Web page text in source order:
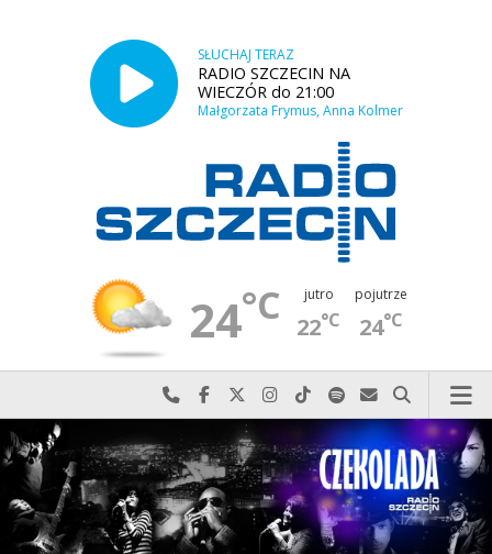
SŁUCHAJ TERAZ
RADIO SZCZECIN NA
WIECZÓR do 21:00
Małgorzata Frymus, Anna Kolmer
24°C jutro
22°C
pojutrze
24°C
Najlepiej po prostu do nas zadzwoń
Odwiedź nas na Facebook-u
Odwiedź nas na X
Odwiedź nas na Instagram-ie
Odwiedź nas na TikTok-u
Szukaj nas na Spotify
Wyślij do nas
Szukaj